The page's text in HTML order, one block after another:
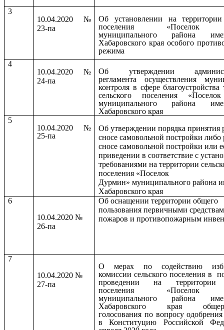
3
10.04.2020 №
23-па
Об установлении на территории
поселения «Поселок
муниципального района
Хабаровского края особого
режима
4
10.04.2020 №
24-па
Об утверждении
регламента осуществления
контроля в сфере благоустройства
сельского поселения
муниципального района
Хабаровского края
5
10.04.2020 №
25-па
Об утверждении порядка принятия
сносе самовольной постройки
сносе самовольной постройки или
приведении в соответствие с
требованиями на территории
поселения «Поселок
Дурмин» муниципального района
Хабаровского края
6
10.04.2020 №
26-па
Об оснащении территории общего
пользования первичными
пожаров и противопожарным
7
10.04.2020 №
27-па
О мерах по содействию
комиссии сельского поселения в
проведении на территории
поселения «Поселок
муниципального района
Хабаровского края
голосования по вопросу
в Конституцию Российской